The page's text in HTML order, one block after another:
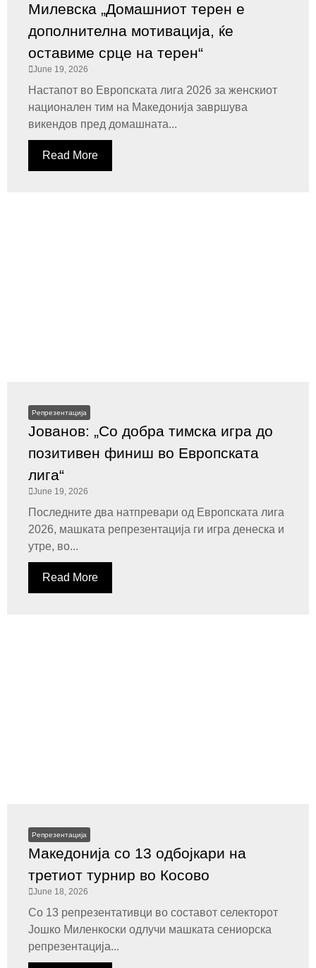
Милевска „Домашниот терен е
дополнителна мотивација, ќе
оставиме срце на терен“
June 19, 2026
Настапот во Европската лига 2026 за женскиот
национален тим на Македонија завршува
викендов пред домашната...
Read More
Репрезентација
Јованов: „Со добра тимска игра до
позитивен финиш во Европската
лига“
June 19, 2026
Последните два натпревари од Европската лига
2026, машката репрезентација ги игра денеска и
утре, во...
Read More
Репрезентација
Македонија со 13 одбојкари на
третиот турнир во Косово
June 18, 2026
Со 13 репрезентативци во составот селекторот
Јошко Миленкоски одлучи машката сениорска
репрезентација...